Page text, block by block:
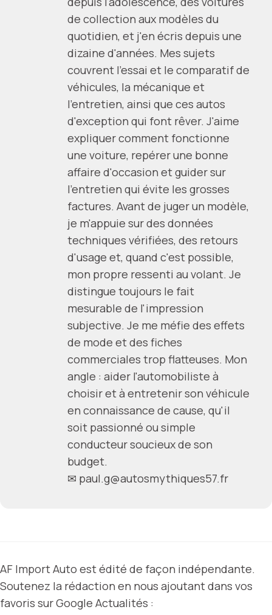
de collection aux modèles du
quotidien, et j'en écris depuis une
dizaine d'années. Mes sujets
couvrent l'essai et le comparatif de
véhicules, la mécanique et
l'entretien, ainsi que ces autos
d'exception qui font rêver. J'aime
expliquer comment fonctionne
une voiture, repérer une bonne
affaire d'occasion et guider sur
l'entretien qui évite les grosses
factures. Avant de juger un modèle,
je m'appuie sur des données
techniques vérifiées, des retours
d'usage et, quand c'est possible,
mon propre ressenti au volant. Je
distingue toujours le fait
mesurable de l'impression
subjective. Je me méfie des effets
de mode et des fiches
commerciales trop flatteuses. Mon
angle : aider l'automobiliste à
choisir et à entretenir son véhicule
en connaissance de cause, qu'il
soit passionné ou simple
conducteur soucieux de son
budget.
✉ paul.g@autosmythiques57.fr
AF Import Auto est édité de façon indépendante.
Soutenez la rédaction en nous ajoutant dans vos
favoris sur Google Actualités :